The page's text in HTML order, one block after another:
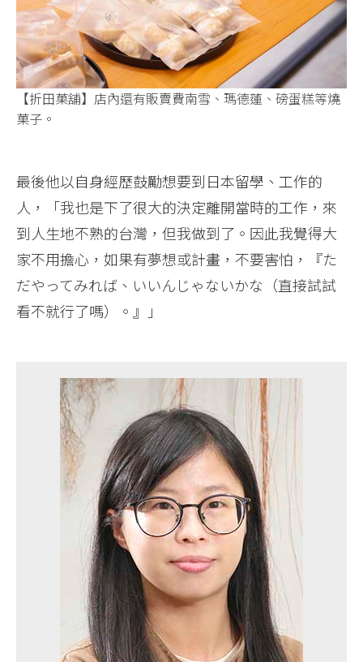
【折田菓舖】店內還有販賣費南雪、瑪德蓮、磅蛋糕等燒
菓子。
最後他以自身經歷鼓勵想要到日本留學、工作的
人，「我也是下了很大的決定離開當時的工作，來
到人生地不熟的台灣，但我做到了。因此我覺得大
家不用擔心，如果有夢想或計畫，不要害怕，『た
だやってみれば、いいんじゃないかな（直接試試
看不就行了嗎）。』」